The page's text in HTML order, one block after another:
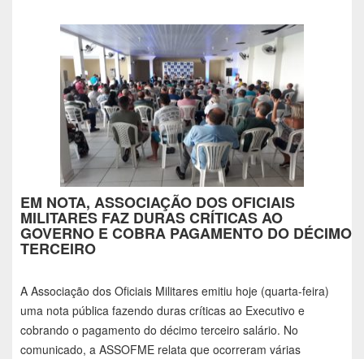
EM NOTA, ASSOCIAÇÃO DOS OFICIAIS
MILITARES FAZ DURAS CRÍTICAS AO
GOVERNO E COBRA PAGAMENTO DO DÉCIMO
TERCEIRO
A Associação dos Oficiais Militares emitiu hoje (quarta-feira)
uma nota pública fazendo duras críticas ao Executivo e
cobrando o pagamento do décimo terceiro salário. No
comunicado, a ASSOFME relata que ocorreram várias